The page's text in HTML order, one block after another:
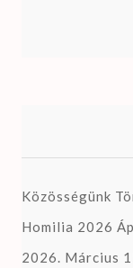
Közösségünk
Homilia 2026
2026. Március